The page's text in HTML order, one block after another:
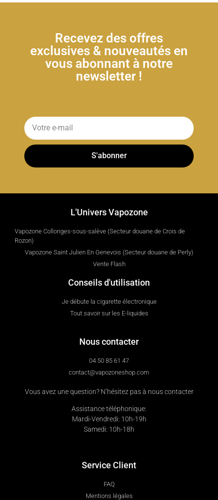
Recevez des offres
exclusives & nouveautés en
vous abonnant à notre
newsletter !
S'abonner
L'Univers Vapozone
Vapozone Collonges-sous-salève (Secteur douane de Crois de
Rozon)
Vapozone Saint Julien En Genevois (Secteur douane de Perly)
Vente Flash
Conseils d'utilisation
Je débute la cigarette électronique
Tout savoir sur les E-liquides
Nous contacter
04 50 85 61 47
contact@vapozoneshop.com
Vous avez une question? N’hésitez pas à nous contacter
Assistance téléphonique:
Mardi-Vendredi: 10h-19h
Samedi: 10h-18h
Service Client
FAQ
Mentions légales